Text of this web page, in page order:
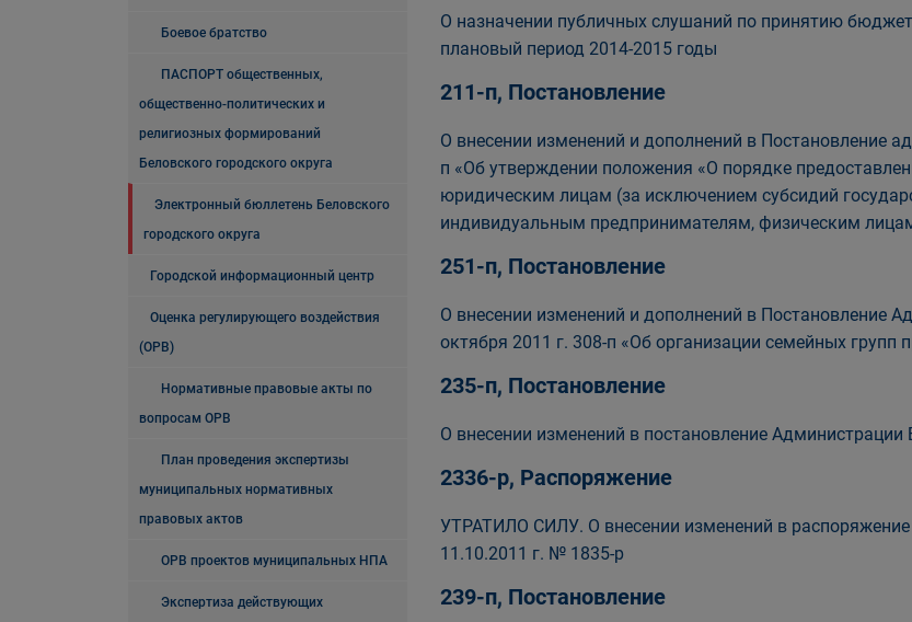
Боевое братство
ПАСПОРТ общественных,
общественно-политических и
религиозных формирований
Беловского городского округа
Электронный бюллетень Беловского
городского округа
Городской информационный центр
Оценка регулирующего воздействия
(ОРВ)
Нормативные правовые акты по
вопросам ОРВ
План проведения экспертизы
муниципальных нормативных
правовых актов
ОРВ проектов муниципальных НПА
Экспертиза действующих
О назначении публичных слушаний по принятию
плановый период 2014-2015 годы
211-п, Постановление
О внесении изменений и дополнений в Постановление
п «Об утверждении положения «О порядке
юридическим лицам (за исключением субсидий
индивидуальным предпринимателям, физическим
251-п, Постановление
О внесении изменений и дополнений в Постановление
октября 2011 г. 308-п «Об организации семейных групп
235-п, Постановление
О внесении изменений в постановление
2336-р, Распоряжение
УТРАТИЛО СИЛУ. О внесении изменений в
11.10.2011 г. № 1835-р
239-п, Постановление